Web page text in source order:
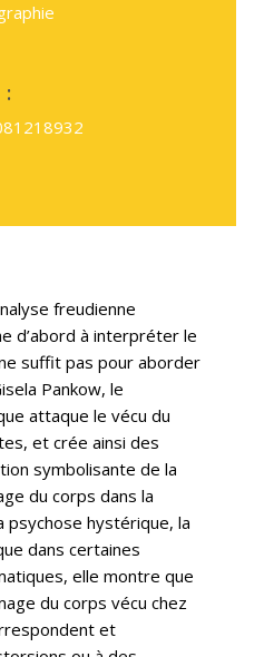
:
freudienne
d’abord à interpréter le
suffit pas pour aborder
Pankow, le
attaque le vécu du
et crée ainsi des
symbolisante de la
du corps dans la
psychose hystérique, la
dans certaines
elle montre que
du corps vécu chez
et